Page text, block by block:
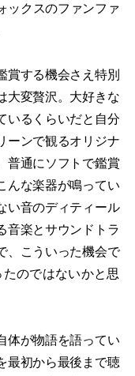
ックスのファンファ
賞する機会さえ特別
大変贅沢。大好きな
いるくらいだと自分
ーンで観るオリジナ
普通にソフトで鑑賞
んな楽器が鳴ってい
い音のディティール
音楽とサウンドトラ
、こういった機会で
のではないかと思
体が物語を語ってい
最初から最後まで聴